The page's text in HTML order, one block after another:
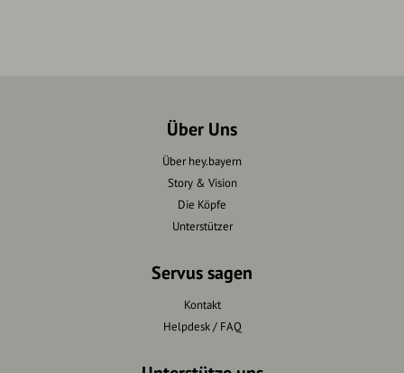
Über Uns
Über hey.bayern
Story & Vision
Die Köpfe
Unterstützer
Servus sagen
Kontakt
Helpdesk / FAQ